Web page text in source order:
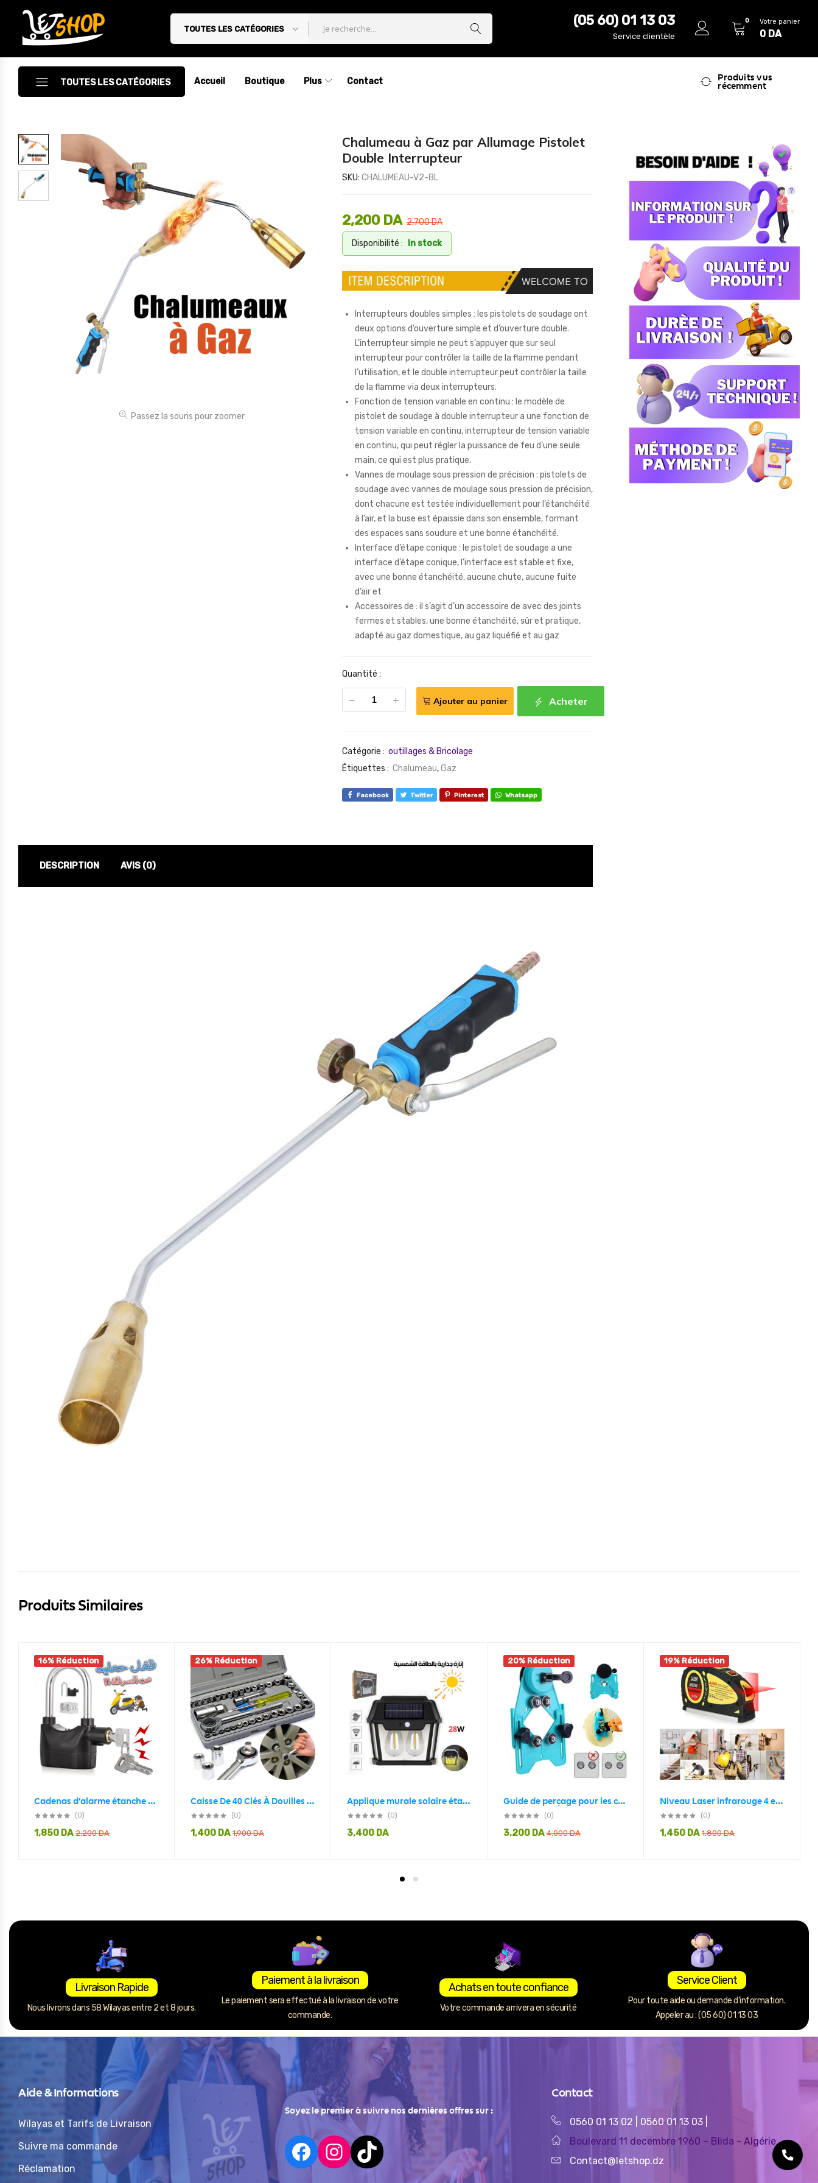
Letshop.dz
TOUTES LES CATÉGORIES
(05 60) 01 13 03
Service clientèle
0 Votre panier
0 DA
TOUTES LES CATÉGORIES
Accessoires
Accessoires Auto/Moto
Accessoires PC
Camping & Randonnée
Maternité
Outillages & Bricolage
Accueil Boutique Plus Contact
Produits vus
récemment
Passez la souris pour zoomer
Chalumeau à Gaz par Allumage Pistolet
Double Interrupteur
SKU: CHALUMEAU-V2-BL
2,700DA
2,200 DA
Disponibilité : In stock
Interrupteurs doubles simples : les pistolets de soudage ont
deux options d’ouverture simple et d’ouverture double.
L’interrupteur simple ne peut s’appuyer que sur seul
interrupteur pour contrôler la taille de la flamme pendant
l’utilisation, et le double interrupteur peut contrôler la taille
de la flamme via deux interrupteurs.
Fonction de tension variable en continu : le modèle de
pistolet de soudage à double interrupteur a une fonction de
tension variable en continu, interrupteur de tension variable
en continu, qui peut régler la puissance de feu d’une seule
main, ce qui est plus pratique.
Vannes de moulage sous pression de précision : pistolets de
soudage avec vannes de moulage sous pression de précision,
dont chacune est testée individuellement pour l’étanchéité
à l’air, et la buse est épaissie dans son ensemble, formant
des espaces sans soudure et une bonne étanchéité.
Interface d’étape conique : le pistolet de soudage a une
interface d’étape conique, l’interface est stable et fixe,
avec une bonne étanchéité, aucune chute, aucune fuite
d’air et
Accessoires de : il s’agit d’un accessoire de avec des joints
fermes et stables, une bonne étanchéité, sûr et pratique,
adapté au gaz domestique, au gaz liquéfié et au gaz
Quantité :
Acheter
Ajouter au panier
Catégorie : outillages & Bricolage
Étiquettes : Chalumeau,Gaz
Facebook Twitter Pinterest Whatsapp
DESCRIPTION AVIS (0)
Produits Similaires
16% Réduction
Cadenas d’alarme étanche à sirène 110 décibels
(0)
2,200DA
1,850 DA
26% Réduction
Caisse De 40 Clés À Douilles Mixtes 1/4″ Et 3/8″ Aiwa
(0)
1,900DA
1,400 DA
Applique murale solaire étanche d’extérieur rechargeable – Capteur de mouvement (HW 999-2 W)
(0)
3,400 DA
20% Réduction
Guide de perçage pour les carrelages avec ventouse de base sous vide
(0)
4,000DA
3,200 DA
19% Réduction
Niveau Laser infrarouge 4 en 1 polyvalent Horizon mesure
(0)
1,800DA
1,450 DA
Livraison Rapide
Nous livrons dans 58 Wilayas entre 2 et 8 jours.
Paiement à la livraison
Le paiement sera effectué à la livraison de votre
commande.
Achats en toute confiance
Votre commande arrivera en sécurité
Service Client
Pour toute aide ou demande d’information.
Appeler au : (05 60) 01 13 03
Aide & Informations
Wilayas et Tarifs de Livraison
Suivre ma commande
Réclamation
Soyez le premier à suivre nos dernières offres sur :
Contact
0560 01 13 02 0560 01 13 03
Boulevard 11 decembre 1960 – Blida - Algérie
Contact@letshop.dz